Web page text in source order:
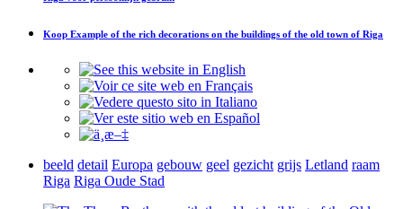
Koop Example of the rich decorations on the buildings of the old town of Riga
beeld detail Europa gebouw geel gezicht grijs Letland raam
Riga Riga Oude Stad